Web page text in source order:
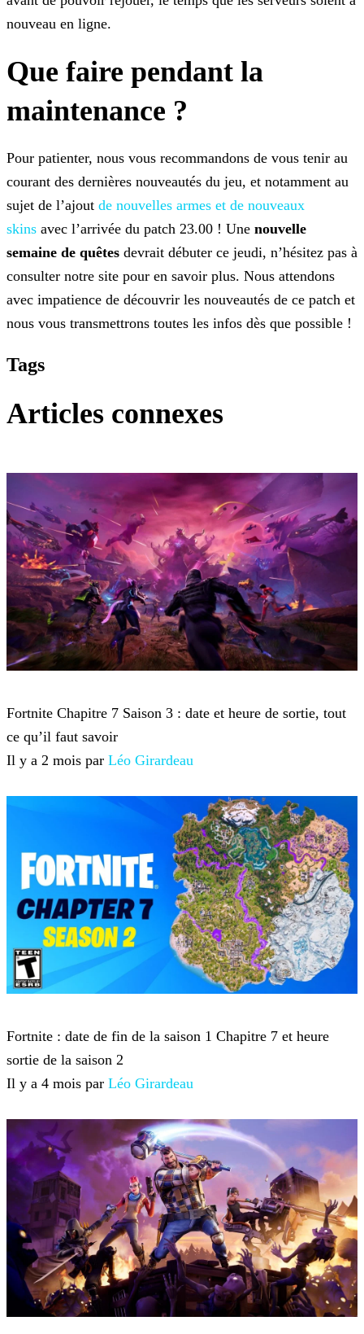
nouveau en ligne.
Que faire pendant la
maintenance ?
Pour patienter, nous vous recommandons de vous tenir au
courant des dernières nouveautés du jeu, et notamment au
sujet de l’ajout de nouvelles armes et de nouveaux
skins avec l’arrivée du patch 23.00 ! Une nouvelle
semaine de quêtes devrait débuter ce jeudi, n’hésitez pas à
consulter notre site pour en savoir plus. Nous attendons
avec impatience de découvrir les nouveautés de ce patch et
nous vous transmettrons toutes les infos dès que possible !
Tags
Articles connexes
Fortnite Chapitre 7 Saison 3 : date et heure de sortie, tout
ce qu’il faut savoir
Il y a 2 mois par Léo Girardeau
Fortnite : date de fin de la saison 1 Chapitre 7 et heure
sortie de la saison 2
Il y a 4 mois par Léo Girardeau